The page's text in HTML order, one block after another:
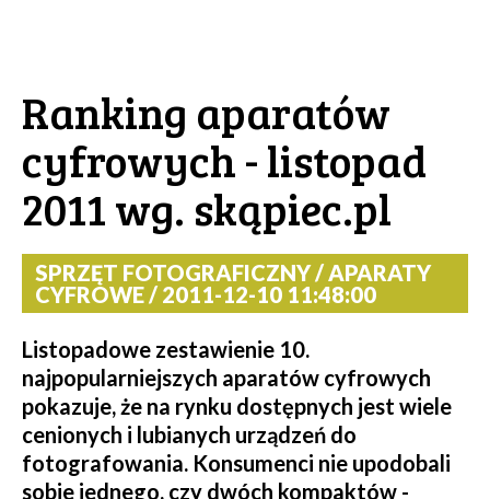
Ranking aparatów
cyfrowych - listopad
2011 wg. skąpiec.pl
SPRZĘT FOTOGRAFICZNY / APARATY
CYFROWE / 2011-12-10 11:48:00
Listopadowe zestawienie 10.
najpopularniejszych aparatów cyfrowych
pokazuje, że na rynku dostępnych jest wiele
cenionych i lubianych urządzeń do
fotografowania. Konsumenci nie upodobali
sobie jednego, czy dwóch kompaktów -